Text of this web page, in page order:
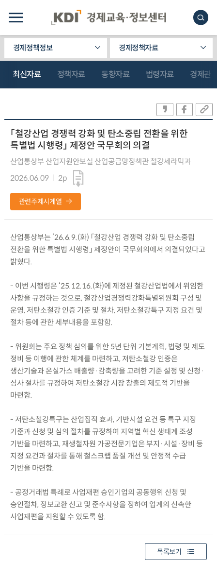
경제정책정보 경제정책자료
최신자료 정책자료 동향자료 법령자료 경제관
「철강산업 경쟁력 강화 및 탄소중립 전환을 위한
특별법 시행령」 제정안 국무회의 의결
산업통상부 산업자원안보실 산업공급망정책관 철강세라믹과
2026.06.09
2p
관련주제시계열
산업통상부는 ’26.6.9.(화) 「철강산업 경쟁력 강화 및 탄소중립
전환을 위한 특별법 시행령」 제정안이 국무회의에서 의결되었다고
밝혔다.
- 이번 시행령은 ‘25.12.16.(화)에 제정된 철강산업법에서 위임한
사항을 규정하는 것으로, 철강산업경쟁력강화특별위원회 구성 및
운영, 저탄소철강 인증 기준 및 절차, 저탄소철강특구 지정 요건 및
절차 등에 관한 세부내용을 포함함.
- 위원회는 주요 정책 심의를 위한 5년 단위 기본계획, 법령 및 제도
정비 등 이행에 관한 체계를 마련하고, 저탄소철강 인증은
생산기술과 온실가스 배출량·감축량을 고려한 기준 설정 및 신청·
심사 절차를 규정하여 저탄소철강 시장 창출의 제도적 기반을
마련함.
- 저탄소철강특구는 산업집적 효과, 기반시설 요건 등 특구 지정
기준과 신청 및 심의 절차를 규정하여 지역별 혁신 생태계 조성
기반을 마련하고, 재생철자원 가공전문기업은 부지·시설·장비 등
지정 요건과 절차를 통해 철스크랩 품질 개선 및 안정적 수급
기반을 마련함.
- 공정거래법 특례로 사업재편 승인기업의 공동행위 신청 및
승인절차, 정보교환 신고 및 준수사항을 정하여 업계의 신속한
사업재편을 지원할 수 있도록 함.
목록보기